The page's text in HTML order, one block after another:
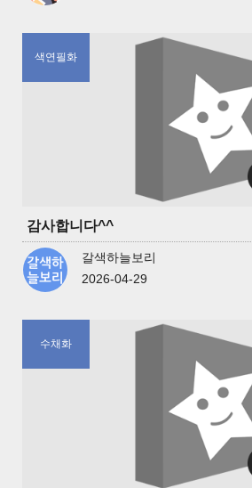
색연필화
감사합니다^^
갈색하늘보리
2026-04-29
수채화